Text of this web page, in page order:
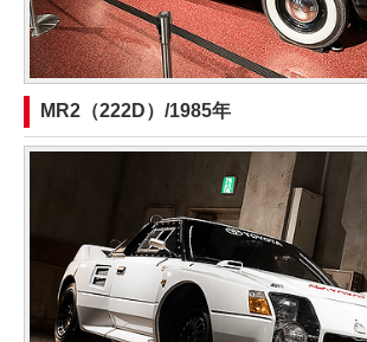
MR2（222D）/1985年